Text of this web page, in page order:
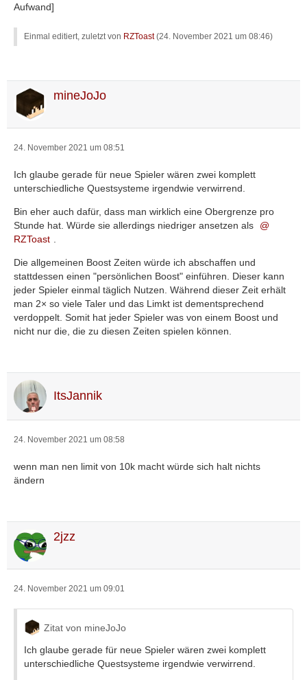
Aufwand]
Einmal editiert, zuletzt von RZToast(24. November 2021 um 08:46)
mineJoJo
24. November 2021 um 08:51
Ich glaube gerade für neue Spieler wären zwei komplett
unterschiedliche Questsysteme irgendwie verwirrend.
Bin eher auch dafür, dass man wirklich eine Obergrenze pro
Stunde hat. Würde sie allerdings niedriger ansetzen als
RZToast
Die allgemeinen Boost Zeiten würde ich abschaffen und
stattdessen einen "persönlichen Boost" einführen. Dieser kann
jeder Spieler einmal täglich Nutzen. Während dieser Zeit erhält
man 2× so viele Taler und das Limkt ist dementsprechend
verdoppelt. Somit hat jeder Spieler was von einem Boost und
nicht nur die, die zu diesen Zeiten spielen können.
ItsJannik
24. November 2021 um 08:58
wenn man nen limit von 10k macht würde sich halt nichts
ändern
2jzz
24. November 2021 um 09:01
Zitat von mineJoJo
Ich glaube gerade für neue Spieler wären zwei komplett
unterschiedliche Questsysteme irgendwie verwirrend.